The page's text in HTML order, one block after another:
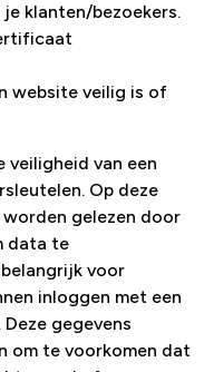
klanten/bezoekers.
website veilig is of
veiligheid van een
Op deze
worden gelezen door
data te
voor
inloggen met een
gegevens
om te voorkomen dat